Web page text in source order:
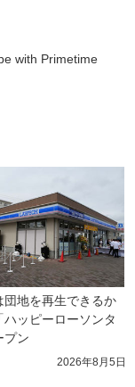
with Primetime
団地を再生できるか
ハッピーローソンタ
プン
2026年8月5日